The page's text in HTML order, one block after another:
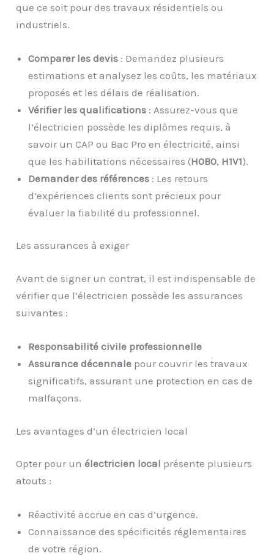
que ce soit pour des travaux résidentiels ou
industriels.
Comparer les devis : Demandez plusieurs
estimations et analysez les coûts, les matériaux
proposés et les délais de réalisation.
Vérifier les qualifications : Assurez-vous que
l’électricien possède les diplômes requis, à
savoir un CAP ou Bac Pro en électricité, ainsi
que les habilitations nécessaires (H0B0, H1V1).
Demander des références : Les retours
d’expériences clients sont précieux pour
évaluer la fiabilité du professionnel.
Les assurances à exiger
Avant de signer un contrat, il est indispensable de
vérifier que l’électricien possède les assurances
suivantes :
Responsabilité civile professionnelle
Assurance décennale pour couvrir les travaux
significatifs, assurant une protection en cas de
malfaçons.
Les avantages d’un électricien local
Opter pour unélectricien local présente plusieurs
atouts :
Réactivité accrue en cas d’urgence.
Connaissance des spécificités réglementaires
de votre région.